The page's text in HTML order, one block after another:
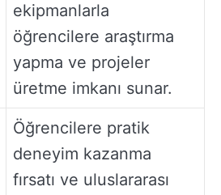
ekipmanlarla
öğrencilere araştırma
yapma ve projeler
üretme imkanı sunar.
Öğrencilere pratik
deneyim kazanma
fırsatı ve uluslararası